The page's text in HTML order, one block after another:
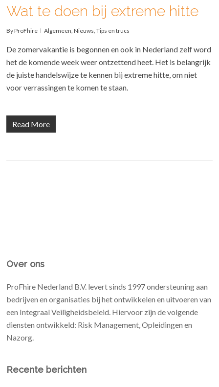
Wat te doen bij extreme hitte
ByProFhire Algemeen,Nieuws,Tips en trucs
De zomervakantie is begonnen en ook in Nederland zelf word
het de komende week weer ontzettend heet. Het is belangrijk
de juiste handelswijze te kennen bij extreme hitte, om niet
voor verrassingen te komen te staan.
Read More
Over ons
ProFhire Nederland B.V. levert sinds 1997 ondersteuning aan
bedrijven en organisaties bij het ontwikkelen en uitvoeren van
een Integraal Veiligheidsbeleid. Hiervoor zijn de volgende
diensten ontwikkeld: Risk Management, Opleidingen en
Nazorg.
Recente berichten